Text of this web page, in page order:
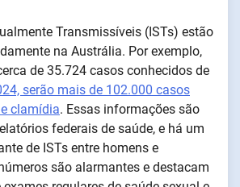
Transmissíveis (ISTs) estão
na Austrália. Por exemplo,
de 35.724 casos conhecidos de
serão mais de 102.000 casos
clamídia. Essas informações são
federais de saúde, e há um
de ISTs entre homens e
são alarmantes e destacam